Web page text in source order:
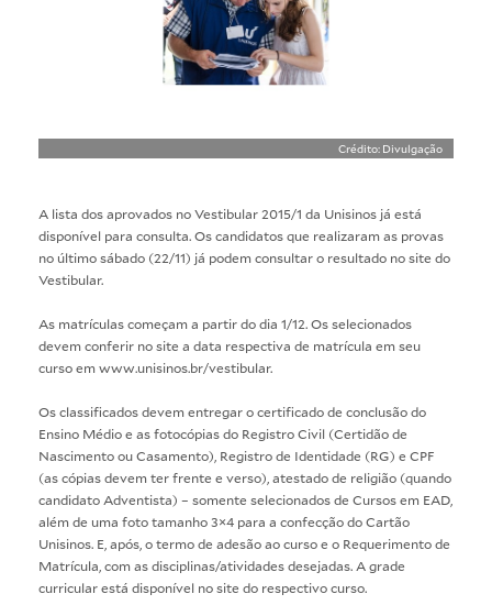
Crédito: Divulgação
A lista dos aprovados no Vestibular 2015/1 da Unisinos já está
disponível para consulta. Os candidatos que realizaram as provas
no último sábado (22/11) já podem consultar o resultado nosite do
Vestibular.
As matrículas começam a partir do dia 1/12. Os selecionados
devem conferir no site a data respectiva de matrícula em seu
curso emwww.unisinos.br/vestibular.
Os classificados devem entregar o certificado de conclusão do
Ensino Médio e as fotocópias do Registro Civil (Certidão de
Nascimento ou Casamento), Registro de Identidade (RG) e CPF
(as cópias devem ter frente e verso), atestado de religião (quando
candidato Adventista) – somente selecionados de Cursos em EAD,
além de uma foto tamanho 3×4 para a confecção do Cartão
Unisinos. E, após, o termo de adesão ao curso e o Requerimento de
Matrícula, com as disciplinas/atividades desejadas. A grade
curricular está disponível no site do respectivo curso.